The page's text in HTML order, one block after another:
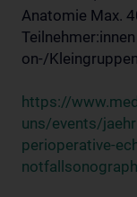
Anatomie Max.
on-/
https://
uns/events/
perioperative-